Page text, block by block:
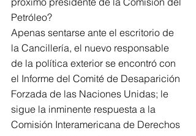
Petróleo?
Apenas sentarse ante el escritorio de
la Cancillería, el nuevo responsable
de la política exterior se encontró con
el Informe del Comité de Desaparición
Forzada de las Naciones Unidas; le
sigue la inminente respuesta a la
Comisión Interamericana de Derechos